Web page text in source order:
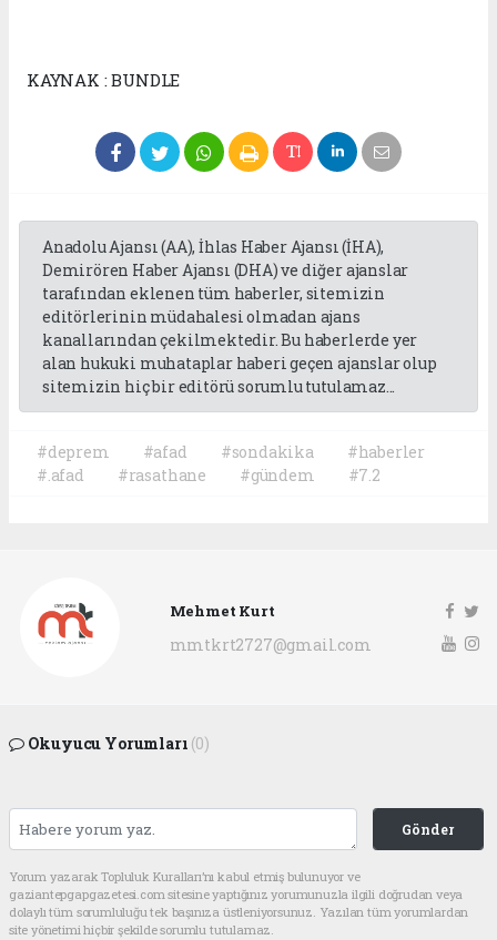
KAYNAK : BUNDLE
Anadolu Ajansı (AA), İhlas Haber Ajansı (İHA),
Demirören Haber Ajansı (DHA) ve diğer ajanslar
tarafından eklenen tüm haberler, sitemizin
editörlerinin müdahalesi olmadan ajans
kanallarından çekilmektedir. Bu haberlerde yer
alan hukuki muhataplar haberi geçen ajanslar olup
sitemizin hiç bir editörü sorumlu tutulamaz...
#deprem #afad #sondakika
#haberler
#.afad
#rasathane #gündem #7.2
Mehmet Kurt
mmtkrt2727@gmail.com
Okuyucu Yorumları (0)
Gönder
Yorum yazarak Topluluk Kuralları’nı kabul etmiş bulunuyor ve
gaziantepgapgazetesi.com sitesine yaptığınız yorumunuzla ilgili doğrudan veya
dolaylı tüm sorumluluğu tek başınıza üstleniyorsunuz. Yazılan tüm yorumlardan
site yönetimi hiçbir şekilde sorumlu tutulamaz.